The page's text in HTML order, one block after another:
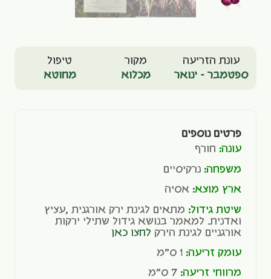
עונת הזריעה
ספטמבר - ינואר
מקור
מכלוא
טיפול
מחוטא
פרטים נוספים
עונה: חורף
משפחה: נרקיסיים
ארץ מוצא: אסיה
שיטת גידול: מתאים לגינת ירק אורגנית ,עציץ
ואדנית. למאמר בנושא גידול שתילי ירקות
אורגניים לגינת הירק לחצו כאן
עומק זריעה:
מרווחי זריעה: